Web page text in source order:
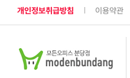
개인정보취급방침 이용약관